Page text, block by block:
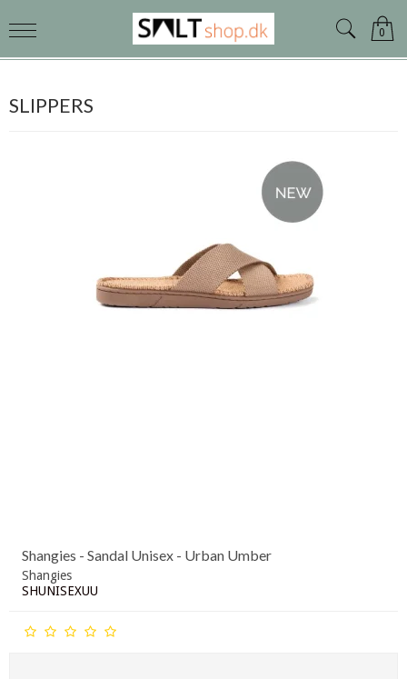
0
SLIPPERS
Shangies - Sandal Unisex - Urban Umber
Shangies
SHUNISEXUU